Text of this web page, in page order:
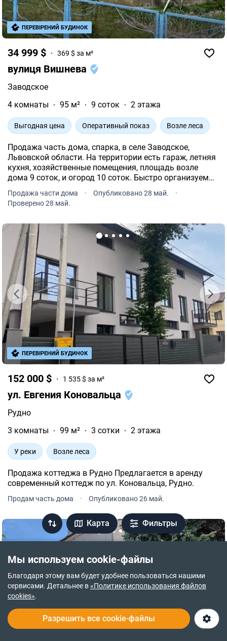
Мы используем cookie-файлы
Благодаря этому вам будет удобнее пользоваться нашими
сервисами. Детальнее в«Политике использования файлов
cookies».
Разрешить все cookie-файлы
Карта Фильтры
34 999 $ 369 $ за м²
вулиця Вишнева
Заводское
4 комнаты
95 м² 9 соток 2 этажа
Выгодная цена Оперативный показ Возле леса
Продажа часть дома, спарка, в селе Заводское,
Львовской области. На территории есть гараж, летняя
кухня, хозяйственные помещения, площадь возле
дома 9 соток, и огород 10 соток. Быстро организуем
показ в удобное для вас время.
Продажа части дома · Опубликовано 28 май.
·
Проверено 28 май.
ПЕРЕВІРЕНИЙ БУДИНОК
152 000 $ 1 535 $ за м²
ул. Евгения Коновальца
Рудно
3 комнаты
99 м² 3 сотки 2 этажа
У реки Возле леса
Продажа коттеджа в Рудно Предлагается в аренду
современный коттедж по ул. Коновальца, Рудно.
Продам часть дома · Опубликовано 26 май.
ПЕРЕВІРЕНИЙ БУДИНОК